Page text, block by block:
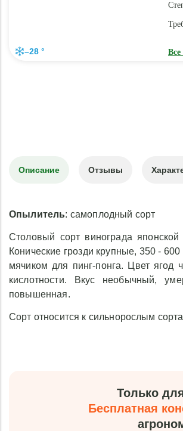
–28 ° Все
Описание Отзывы
Опылитель: самоплодный сорт
Столовый сорт винограда
Конические грозди крупные, 350 -
мячиком для пинг-понга. Цвет ягод
кислотности. Вкус необычный,
повышенная.
Сорт относится к сильнорослым
Только
Бесплатная